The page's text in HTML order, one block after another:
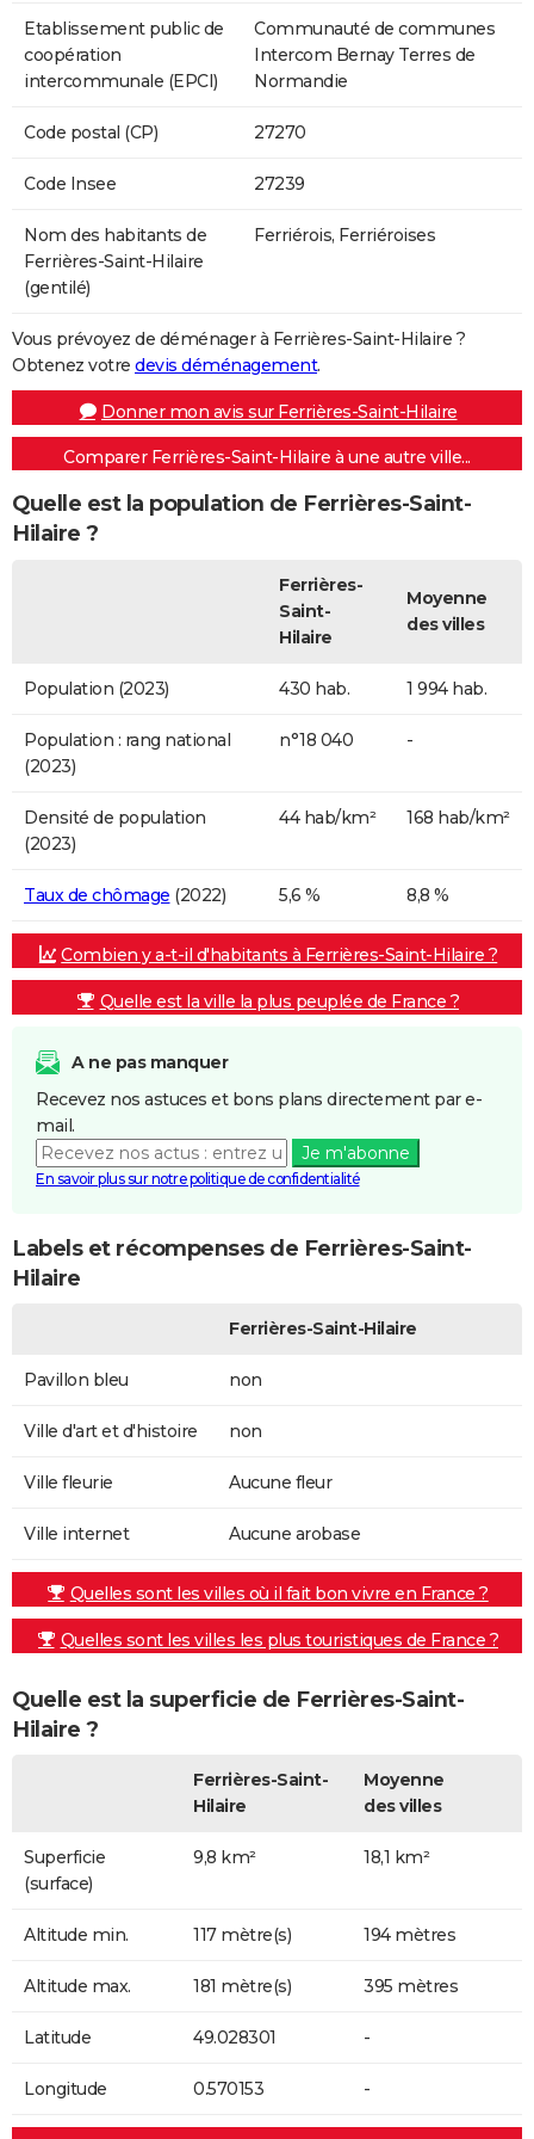
Etablissement public de
coopération
intercommunale (EPCI)
Communauté de communes
Intercom Bernay Terres de
Normandie
Code postal (CP) 27270
Code Insee 27239
Nom des habitants de
Ferrières-Saint-Hilaire
(gentilé)
Ferriérois, Ferriéroises
Vous prévoyez de déménager à Ferrières-Saint-Hilaire ?
Obtenez votre devis déménagement.
Donner mon avis sur Ferrières-Saint-Hilaire
Comparer Ferrières-Saint-Hilaire à une autre ville...
Quelle est la population de Ferrières-Saint-
Hilaire ?
Ferrières-
Saint-
Hilaire
Moyenne
des villes
Population (2023) 430 hab. 1 994 hab.
Population : rang national
(2023)
n°18 040 -
Densité de population
(2023)
44 hab/km² 168 hab/km²
Taux de chômage (2022) 5,6 % 8,8 %
Combien y a-t-il d'habitants à Ferrières-Saint-Hilaire ?
Quelle est la ville la plus peuplée de France ?
A ne pas manquer
Recevez nos astuces et bons plans directement par e-
mail.
Je m'abonne
En savoir plus sur notre politique de confidentialité
Labels et récompenses de Ferrières-Saint-
Hilaire
Ferrières-Saint-Hilaire
Pavillon bleu non
Ville d'art et d'histoire non
Ville fleurie Aucune fleur
Ville internet Aucune arobase
Quelles sont les villes où il fait bon vivre en France ?
Quelles sont les villes les plus touristiques de France ?
Quelle est la superficie de Ferrières-Saint-
Hilaire ?
Ferrières-Saint-
Hilaire
Moyenne
des villes
Superficie
(surface)
9,8 km² 18,1 km²
Altitude min. 117 mètre(s) 194 mètres
Altitude max. 181 mètre(s) 395 mètres
Latitude 49.028301 -
Longitude 0.570153 -